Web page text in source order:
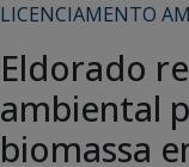
LICENCIAMENTO
Eldorado
ambiental
biomassa